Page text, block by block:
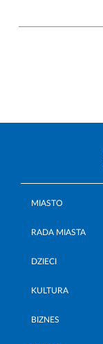
MIASTO
RADA MIASTA
DZIECI
KULTURA
BIZNES